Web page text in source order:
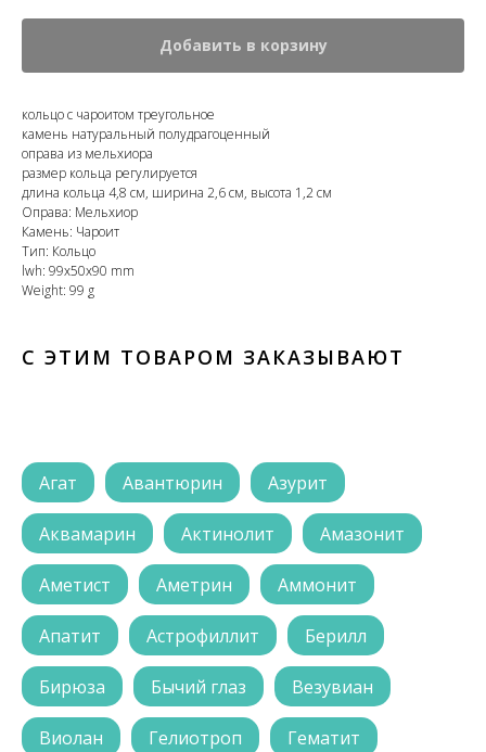
Добавить в корзину
кольцо с чароитом треугольное
камень натуральный полудрагоценный
оправа из мельхиора
размер кольца регулируется
длина кольца 4,8 см, ширина 2,6 см, высота 1,2 см
Оправа: Мельхиор
Камень: Чароит
Тип: Кольцо
lwh: 99x50x90 mm
Weight: 99 g
С ЭТИМ ТОВАРОМ ЗАКАЗЫВАЮТ
Агат Авантюрин Азурит
Аквамарин Актинолит Амазонит
Аметист Аметрин Аммонит
Апатит Астрофиллит Берилл
Бирюза Бычий глаз Везувиан
Виолан Гелиотроп Гематит